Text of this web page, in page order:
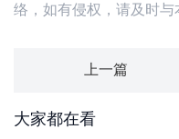
络，如有侵权，请及时与
上一篇
大家都在看